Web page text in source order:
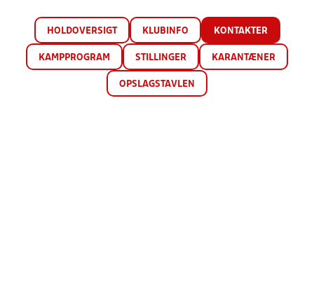
HOLDOVERSIGT KLUBINFO KONTAKTER
KAMPPROGRAM STILLINGER KARANTÆNER
OPSLAGSTAVLEN